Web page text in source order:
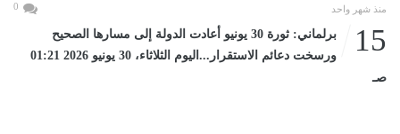
منذ شهر واحد 0
15
برلماني: ثورة 30 يونيو أعادت الدولة إلى مسارها الصحيح
ورسخت دعائم الاستقرار...اليوم الثلاثاء، 30 يونيو 2026 01:21
صـ